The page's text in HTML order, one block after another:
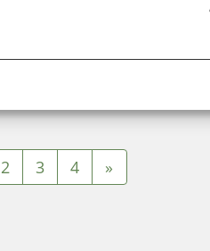
2 3 4 »